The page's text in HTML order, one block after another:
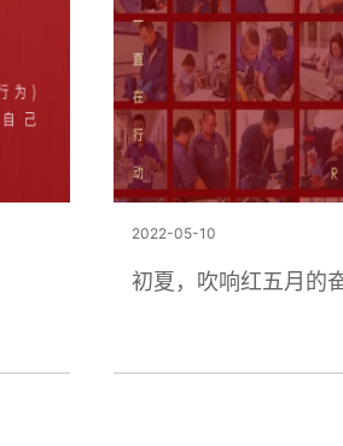
2022-05-10
初夏，吹响红五月的